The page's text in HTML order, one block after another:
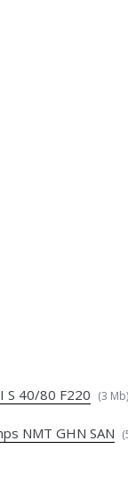
S 40/80 F220 (3 Mb)
NMT GHN SAN